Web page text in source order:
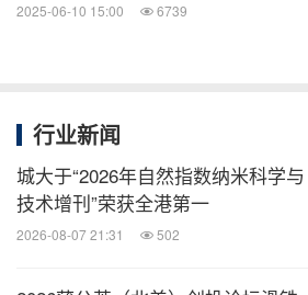
2025-06-10 15:00 6739
行业新闻
城大于“2026年自然指数纳米科学与
技术增刊”荣获全港第一
2026-08-07 21:31 502